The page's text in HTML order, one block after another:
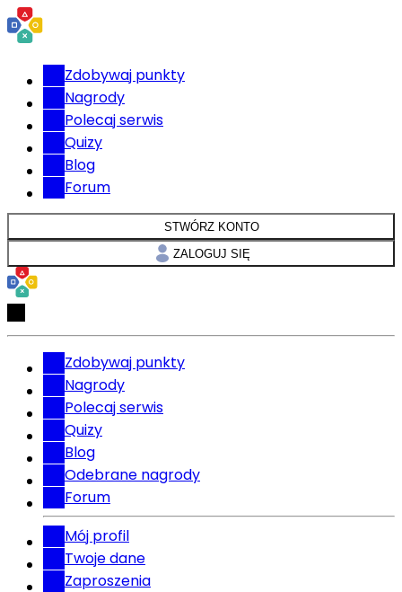
Zdobywaj punkty
Nagrody
Polecaj serwis
Quizy
Blog
Forum
STWÓRZ KONTO
ZALOGUJ SIĘ
Zdobywaj punkty
Nagrody
Polecaj serwis
Quizy
Blog
Odebrane nagrody
Forum
Mój profil
Twoje dane
Zaproszenia